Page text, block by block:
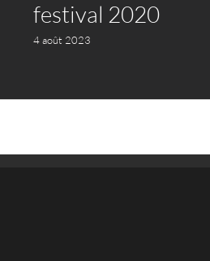
festival 2020
4 août 2023